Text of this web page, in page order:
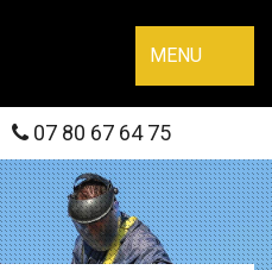
MENU
07 80 67 64 75